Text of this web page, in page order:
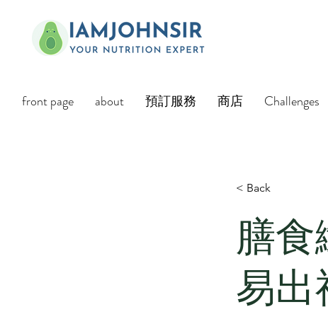
front page about 預訂服務 商店 Challenges
< Back
膳
易出